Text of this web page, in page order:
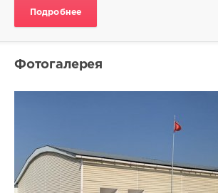
Подробнее
Фотогалерея